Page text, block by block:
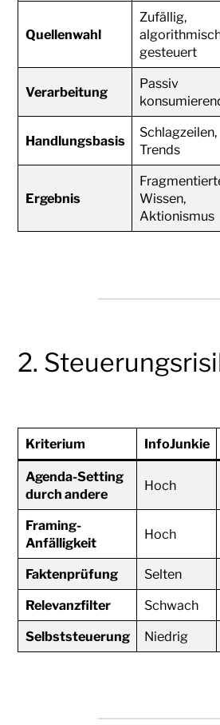
Quellenwahl
Zufällig,
gesteuert
Verarbeitung
Passiv
Handlungsbasis
Schlagzeilen,
Trends
Ergebnis
Wissen,
Aktionismus
2.
Kriterium InfoJunkie
Agenda-Setting
durch andere
Hoch
Framing-
Anfälligkeit
Hoch
Faktenprüfung Selten
Relevanzfilter
Schwach
Selbststeuerung
Niedrig